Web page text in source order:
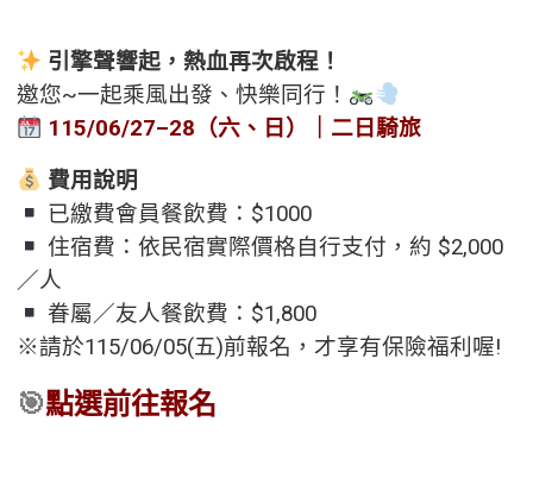
引擎聲響起，熱血再次啟程！
邀您~一起乘風出發、快樂同行！
115/06/27–28（六、日）｜二日騎旅
費用說明
已繳費會員餐飲費：$1000
住宿費：依民宿實際價格自行支付，約 $2,000
／人
眷屬／友人餐飲費：$1,800
※請於115/06/05(五)前報名，才享有保險福利喔!
🎯點選前往報名